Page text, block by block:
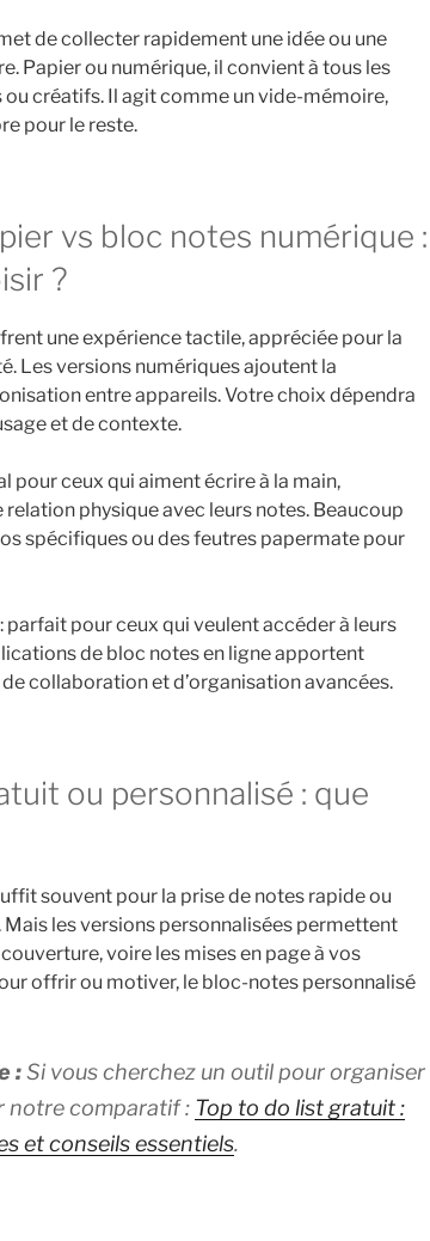
de collecter rapidement une idée ou une
Papier ou numérique, il convient à tous les
ou créatifs. Il agit comme un vide-mémoire,
pour le reste.
vs bloc notes numérique :
?
une expérience tactile, appréciée pour la
Les versions numériques ajoutent la
entre appareils. Votre choix dépendra
et de contexte.
pour ceux qui aiment écrire à la main,
physique avec leurs notes. Beaucoup
spécifiques ou des feutres papermate pour
: parfait pour ceux qui veulent accéder à leurs
de bloc notes en ligne apportent
collaboration et d’organisation avancées.
ou personnalisé : que
souvent pour la prise de notes rapide ou
Mais les versions personnalisées permettent
voire les mises en page à vos
offrir ou motiver, le bloc-notes personnalisé
:Si vous cherchez un outil pour organiser
notre comparatif : Top to do list gratuit :
et conseils essentiels.